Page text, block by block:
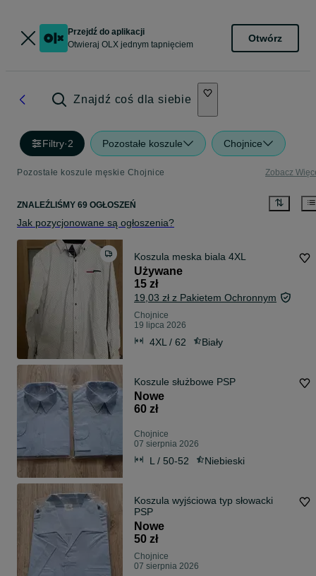
Przejdź do aplikacji
Otwieraj OLX jednym tapnięciem
Otwórz
Znajdź coś dla siebie
Filtry·2 Pozostałe koszule Chojnice
Pozostałe koszule męskie Chojnice Zobacz
ZNALEŹLIŚMY 69 OGŁOSZEŃ
Jak pozycjonowane są ogłoszenia?
Koszula meska biala 4XL
Używane
15 zł
19,03 zł z Pakietem Ochronnym
Chojnice
19 lipca 2026
4XL / 62 Biały
Koszule służbowe PSP
Nowe
60 zł
Chojnice
07 sierpnia 2026
L / 50-52 Niebieski
Koszula wyjściowa typ słowacki
PSP
Nowe
50 zł
Chojnice
07 sierpnia 2026